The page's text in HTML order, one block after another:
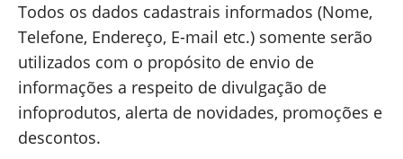
Todos os dados cadastrais informados (Nome,
Telefone, Endereço, E-mail etc.) somente serão
utilizados com o propósito de envio de
informações a respeito de divulgação de
infoprodutos, alerta de novidades, promoções e
descontos.